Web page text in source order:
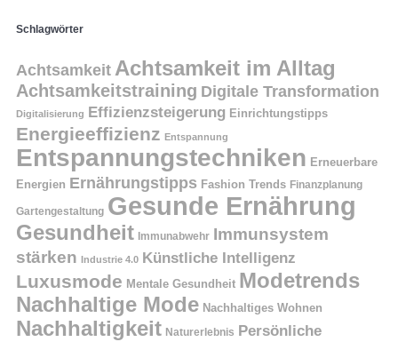
Schlagwörter
Achtsamkeit Achtsamkeit im Alltag
Achtsamkeitstraining Digitale Transformation
Digitalisierung Effizienzsteigerung Einrichtungstipps
Energieeffizienz Entspannung
Entspannungstechniken Erneuerbare
Energien Ernährungstipps Fashion Trends Finanzplanung
Gartengestaltung Gesunde Ernährung
Gesundheit Immunabwehr Immunsystem
stärken
Industrie 4.0 Künstliche Intelligenz
Luxusmode Mentale Gesundheit Modetrends
Nachhaltige Mode Nachhaltiges Wohnen
Nachhaltigkeit Naturerlebnis Persönliche